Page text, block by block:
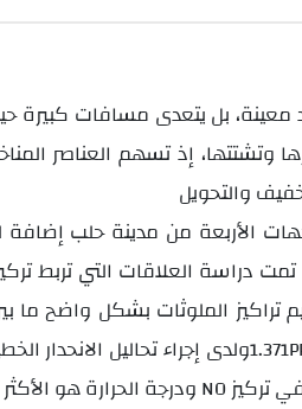
بل يتعدى مسافات كبيرة
إذ تسهم العناصر
وشهري وسنوي. كما تمت دراسة العلاقات
تراكيز الملوثات بشكل واضح
NO